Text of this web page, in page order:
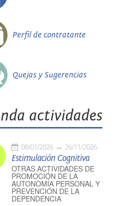
Perfil de contratante
Quejas y Sugerencias
actividades
08/01/2026 26/11/2026
Estimulación Cognitiva
OTRAS ACTIVIDADES DE
PROMOCIÓN DE LA
AUTONOMÍA PERSONAL Y
PREVENCIÓN DE LA
DEPENDENCIA